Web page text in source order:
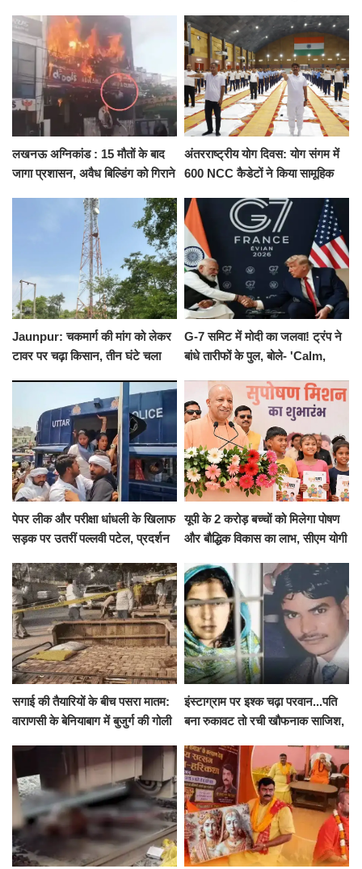
को नहीं...
किराया
लखनऊ अग्निकांड : 15 मौतों के बाद
जागा प्रशासन, अवैध बिल्डिंग को गिराने
अंतरराष्ट्रीय योग दिवस: योग संगम में
600 NCC कैडेटों ने किया सामूहिक
संकल्प
Jaunpur: चकमार्ग की मांग को लेकर
टावर पर चढ़ा किसान, तीन घंटे चला
G-7 समिट में मोदी का जलवा! ट्रंप ने
बांधे तारीफों के पुल, बोले- 'Calm,
पेपर लीक और परीक्षा धांधली के खिलाफ
सड़क पर उतरीं पल्लवी पटेल, प्रदर्शन
यूपी के 2 करोड़ बच्चों को मिलेगा पोषण
और बौद्धिक विकास का लाभ, सीएम योगी
सगाई की तैयारियों के बीच पसरा मातम:
वाराणसी के बेनियाबाग में बुजुर्ग की गोली
इंस्टाग्राम पर इश्क चढ़ा परवान...पति
बना रुकावट तो रची खौफनाक साजिश,
के घाट